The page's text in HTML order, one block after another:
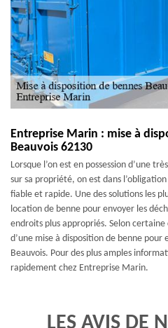
Entreprise Marin : mise à
Beauvois 62130
Lorsque l’on est en possession d’une
sur sa propriété, on est dans
fiable et rapide. Une des solutions les
location de benne pour envoyer les
endroits plus appropriés. Selon
d’une mise à disposition de benne pour
Beauvois. Pour des plus amples
rapidement chez Entreprise Marin.
LES AVIS DE